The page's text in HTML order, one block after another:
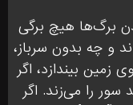
برگ‌ها هیچ برگی
و چه بدون سرباز،
زمین بیندازد، اگر
را می‌زند. اگر